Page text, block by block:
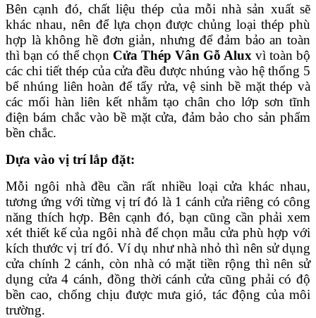
Bên cạnh đó, chất liệu thép của mỗi nhà sản xuất sẽ
khác nhau, nên để lựa chọn được chủng loại thép phù
hợp là không hề đơn giản, nhưng để đảm bảo an toàn
thì bạn có thể chọn Cửa Thép Vân Gỗ Alux vì toàn bộ
các chi tiết thép của cửa đều được nhúng vào hệ thống 5
bể nhúng liên hoàn để tẩy rửa, vệ sinh bề mặt thép và
các mối hàn liên kết nhằm tạo chân cho lớp sơn tĩnh
điện bám chắc vào bề mặt cửa, đảm bảo cho sản phẩm
bền chắc.
Dựa vào vị trí lắp đặt:
Mỗi ngôi nhà đều cần rất nhiều loại cửa khác nhau,
tương ứng với từng vị trí đó là 1 cánh cửa riêng có công
năng thích hợp. Bên cạnh đó, bạn cũng cần phải xem
xét thiết kế của ngôi nhà để chọn mẫu cửa phù hợp với
kích thước vị trí đó. Ví dụ như nhà nhỏ thì nên sử dụng
cửa chính 2 cánh, còn nhà có mặt tiền rộng thì nên sử
dụng cửa 4 cánh, đồng thời cánh cửa cũng phải có độ
bền cao, chống chịu được mưa gió, tác động của môi
trường.